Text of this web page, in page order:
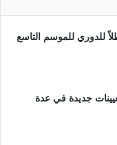
للدوري للموسم التاسع
جديدة في عدة